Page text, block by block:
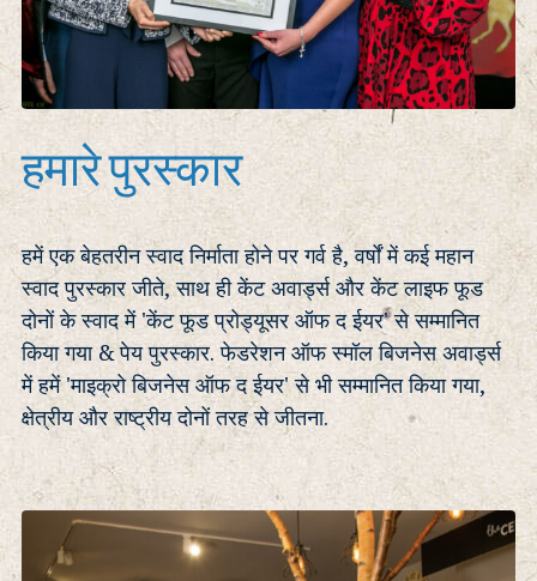
हमारे पुरस्कार
हमें एक बेहतरीन स्वाद निर्माता होने पर गर्व है, वर्षों में कई महान
स्वाद पुरस्कार जीते, साथ ही केंट अवार्ड्स और केंट लाइफ फूड
दोनों के स्वाद में 'केंट फूड प्रोड्यूसर ऑफ द ईयर' से सम्मानित
किया गया & पेय पुरस्कार. फेडरेशन ऑफ स्मॉल बिजनेस अवार्ड्स
में हमें 'माइक्रो बिजनेस ऑफ द ईयर' से भी सम्मानित किया गया,
क्षेत्रीय और राष्ट्रीय दोनों तरह से जीतना.